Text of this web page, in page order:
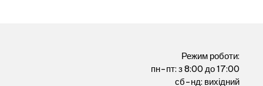
Режим роботи:
пн-пт: з 8:00 до 17:00
сб-нд: вихідний